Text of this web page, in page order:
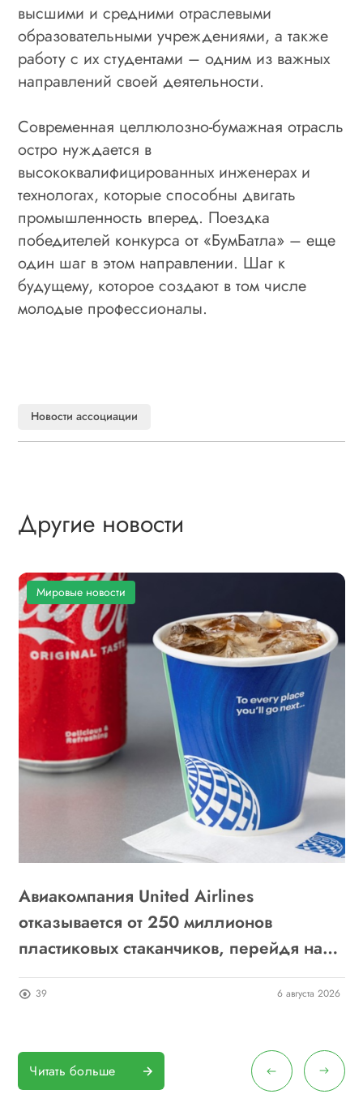
высшими и средними отраслевыми
образовательными учреждениями, а также
работу с их студентами – одним из важных
направлений своей деятельности.
Современная целлюлозно-бумажная отрасль
остро нуждается в
высококвалифицированных инженерах и
технологах, которые способны двигать
промышленность вперед. Поездка
победителей конкурса от «БумБатла» – еще
один шаг в этом направлении. Шаг к
будущему, которое создают в том числе
молодые профессионалы.
Новости ассоциации
Другие новости
Мировые новости
Авиакомпания United Airlines
отказывается от 250 миллионов
пластиковых стаканчиков, перейдя на
бумажные
39 6 августа 2026
Читать больше